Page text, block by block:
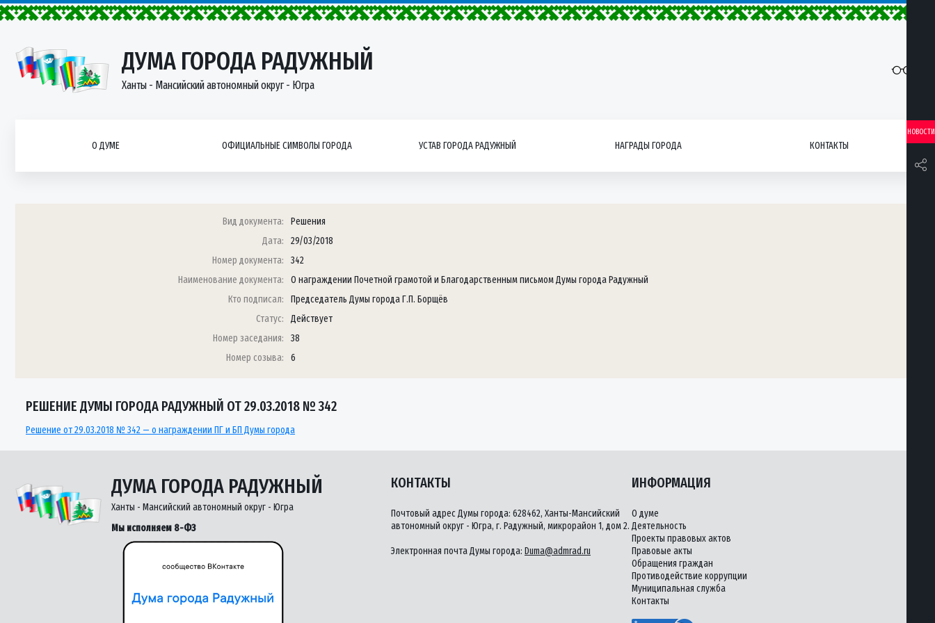
ДУМА ГОРОДА РАДУЖНЫЙ
Ханты - Мансийский автономный округ - Югра
О ДУМЕ ОФИЦИАЛЬНЫЕ СИМВОЛЫ ГОРОДА УСТАВ ГОРОДА РАДУЖНЫЙ НАГРАДЫ ГОРОДА КОНТАКТЫ
НОВОСТИ
Вид документа:
Решения
Дата:
29/03/2018
Номер документа:
342
Наименование документа:
О награждении Почетной грамотой и Благодарственным письмом Думы города Радужный
Кто подписал:
Председатель Думы города Г.П. Борщёв
Статус:
Действует
Номер заседания:
38
Номер созыва:
6
РЕШЕНИЕ ДУМЫ ГОРОДА РАДУЖНЫЙ ОТ 29.03.2018 № 342
Решение от 29.03.2018 № 342 — о награждении ПГ и БП Думы города
ДУМА ГОРОДА РАДУЖНЫЙ
Ханты - Мансийский автономный округ - Югра
Мы исполняем 8-ФЗ
КОНТАКТЫ
Почтовый адрес Думы города: 628462, Ханты-Мансийский
автономный округ - Югра, г. Радужный, микрорайон 1, дом 2.
Электронная почта Думы города: Duma@admrad.ru
ИНФОРМАЦИЯ
О думе
Деятельность
Проекты правовых актов
Правовые акты
Обращения граждан
Противодействие коррупции
Муниципальная служба
Контакты